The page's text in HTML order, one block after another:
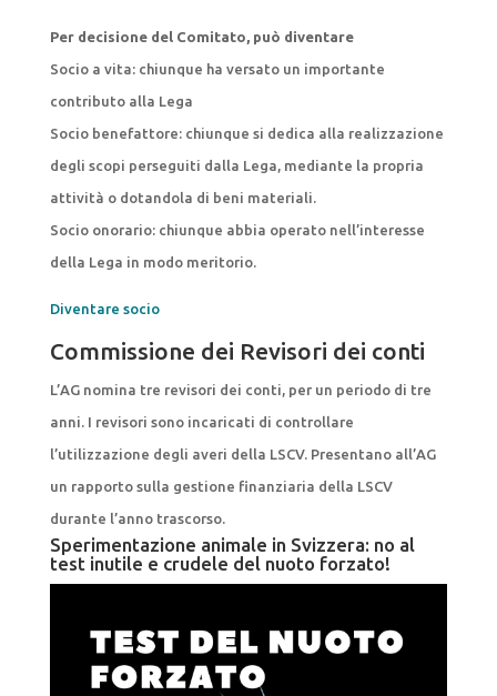
Per decisione del Comitato, può diventare
Socio a vita: chiunque ha versato un importante
contributo alla Lega
Socio benefattore: chiunque si dedica alla realizzazione
degli scopi perseguiti dalla Lega, mediante la propria
attività o dotandola di beni materiali.
Socio onorario: chiunque abbia operato nell’interesse
della Lega in modo meritorio.
Diventare socio
Commissione dei Revisori dei conti
L’AG nomina tre revisori dei conti, per un periodo di tre
anni. I revisori sono incaricati di controllare
l’utilizzazione degli averi della LSCV. Presentano all’AG
un rapporto sulla gestione finanziaria della LSCV
durante l’anno trascorso.
Sperimentazione animale in Svizzera: no al
test inutile e crudele del nuoto forzato!